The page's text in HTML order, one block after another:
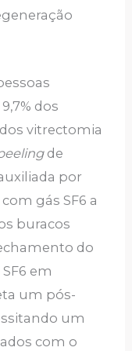
dos
vitrectomia
de
por
gás SF6 a
buracos
do
em
um pós-
um
com o